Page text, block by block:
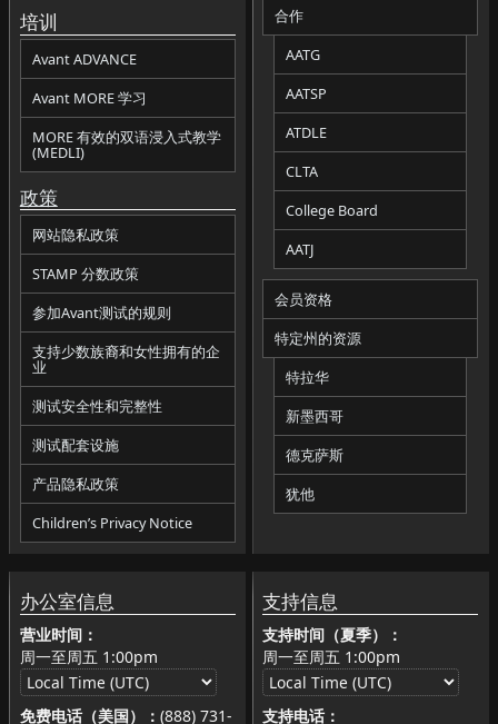
培训
Avant ADVANCE
Avant MORE 学习
MORE 有效的双语浸入式教学
(MEDLI)
政策
网站隐私政策
STAMP 分数政策
参加Avant测试的规则
支持少数族裔和女性拥有的企
业
测试安全性和完整性
测试配套设施
产品隐私政策
Children’s Privacy Notice
合作
AATG
AATSP
ATDLE
CLTA
College Board
AATJ
会员资格
特定州的资源
特拉华
新墨西哥
德克萨斯
犹他
办公室信息
营业时间：
周一至周五 1:00pm
免费电话（美国）： (888) 731-
支持信息
支持时间（夏季）：
周一至周五 1:00pm
支持电话：